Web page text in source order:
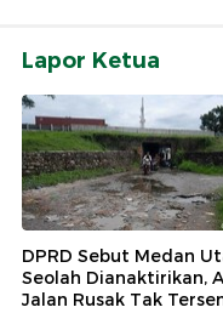
Lapor Ketua
DPRD Sebut Medan
Seolah Dianaktirikan,
Jalan Rusak Tak